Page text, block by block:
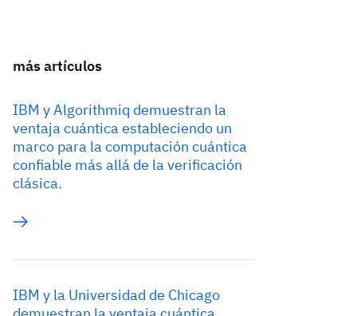
más artículos
IBM y Algorithmiq demuestran la
ventaja cuántica estableciendo un
marco para la computación cuántica
confiable más allá de la verificación
clásica.
IBM y la Universidad de Chicago